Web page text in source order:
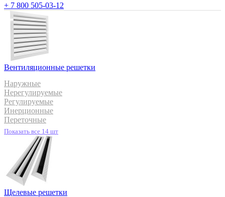
+ 7 800 505-03-12
Вентиляционные решетки
Наружные
Нерегулируемые
Регулируемые
Инерционные
Переточные
Показать все 14 шт
Щелевые решетки